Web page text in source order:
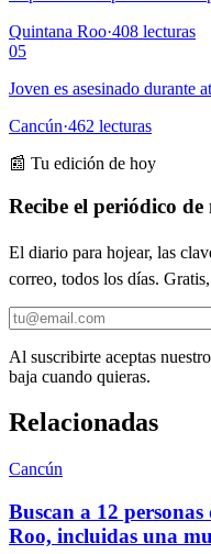
Quintana Roo·408 lecturas
05
Joven es asesinado durante
Cancún·462 lecturas
📰 Tu edición de hoy
Recibe el periódico
El diario para hojear, las
correo, todos los días.
Al suscribirte aceptas nuestro
baja cuando quieras.
Relacionadas
Cancún
Buscan a 12
Roo, incluidas una